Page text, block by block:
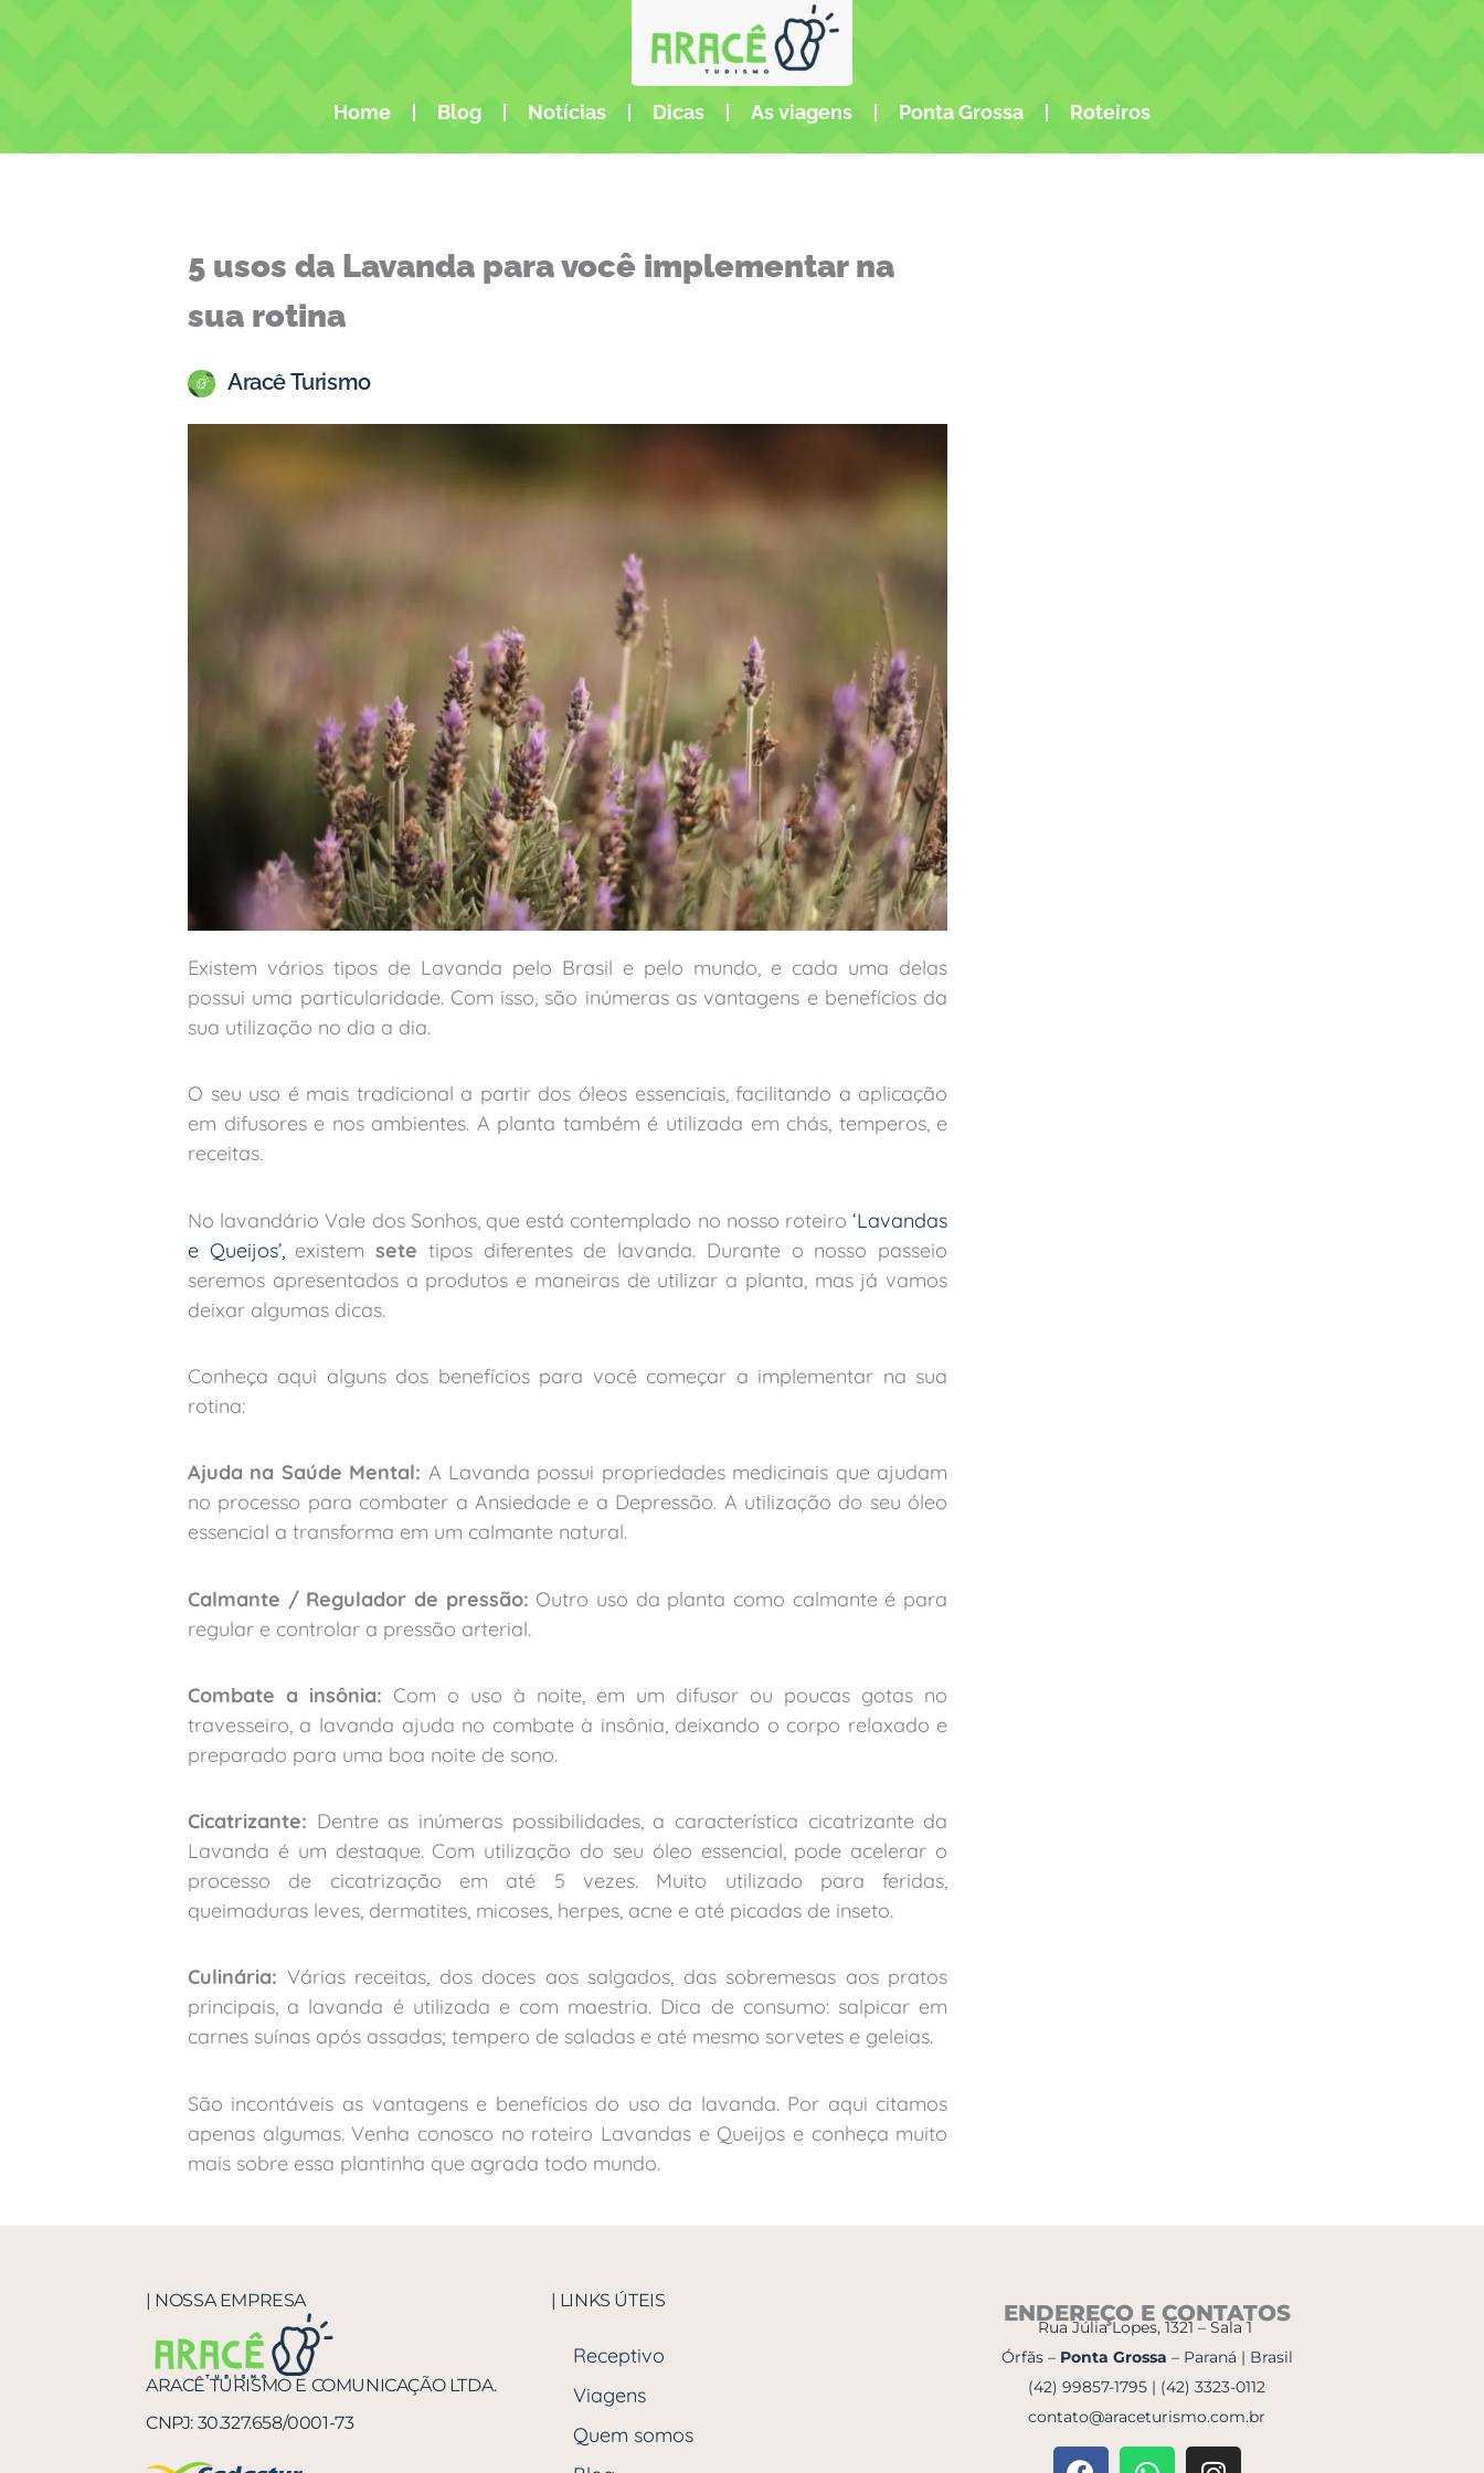
Home Blog Notícias Dicas As viagens Ponta Grossa Roteiros
5 usos da Lavanda para você implementar na
sua rotina
Aracê Turismo
Existem vários tipos de Lavanda pelo Brasil e pelo mundo, e cada uma delas
possui uma particularidade. Com isso, são inúmeras as vantagens e benefícios da
sua utilização no dia a dia.
O seu uso é mais tradicional a partir dos óleos essenciais, facilitando a aplicação
em difusores e nos ambientes. A planta também é utilizada em chás, temperos, e
receitas.
No lavandário Vale dos Sonhos, que está contemplado no nosso roteiro ‘Lavandas
e Queijos’,existemsete tipos diferentes de lavanda. Durante o nosso passeio
seremos apresentados a produtos e maneiras de utilizar a planta, mas já vamos
deixar algumas dicas.
Conheça aqui alguns dos benefícios para você começar a implementar na sua
rotina:
Ajuda na Saúde Mental: A Lavanda possui propriedades medicinais que ajudam
no processo para combater a Ansiedade e a Depressão. A utilização do seu óleo
essencial a transforma em um calmante natural.
Calmante / Regulador de pressão: Outro uso da planta como calmante é para
regular e controlar a pressão arterial.
Combate a insônia: Com o uso à noite, em um difusor ou poucas gotas no
travesseiro, a lavanda ajuda no combate à insônia, deixando o corpo relaxado e
preparado para uma boa noite de sono.
Cicatrizante: Dentre as inúmeras possibilidades, a característica cicatrizante da
Lavanda é um destaque. Com utilização do seu óleo essencial, pode acelerar o
processo de cicatrização em até 5 vezes. Muito utilizado para feridas,
queimaduras leves, dermatites, micoses, herpes, acne e até picadas de inseto.
Culinária: Várias receitas, dos doces aos salgados, das sobremesas aos pratos
principais, a lavanda é utilizada e com maestria. Dica de consumo: salpicar em
carnes suínas após assadas; tempero de saladas e até mesmo sorvetes e geleias.
São incontáveis as vantagens e benefícios do uso da lavanda. Por aqui citamos
apenas algumas. Venha conosco no roteiro Lavandas e Queijos e conheça muito
mais sobre essa plantinha que agrada todo mundo.
| NOSSA EMPRESA
ARACÊ TURISMO E COMUNICAÇÃO LTDA.
CNPJ: 30.327.658/0001-73
| LINKS ÚTEIS
Receptivo
Viagens
Quem somos
ENDEREÇO E CONTATOS
Rua Júlia Lopes, 1321 – Sala 1
Órfãs – Ponta Grossa – Paraná | Brasil
(42) 99857-1795 | (42) 3323-0112
contato@araceturismo.com.br
F
W
I